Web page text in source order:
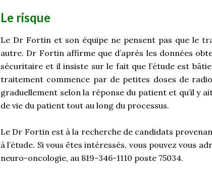
Le risque
Le Dr Fortin et son équipe ne pensent pas que le
autre. Dr Fortin affirme que d’après les données
sécuritaire et il insiste sur le fait que l’étude est
traitement commence par de petites doses de
graduellement selon la réponse du patient et qu’il y
de vie du patient tout au long du processus.
Le Dr Fortin est à la recherche de candidats
à l’étude. Si vous êtes intéressés, vous pouvez vous
neuro-oncologie, au 819-346-1110 poste 75034.